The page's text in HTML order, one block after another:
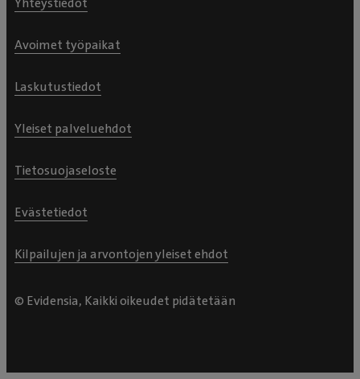
Avoimet työpaikat
Laskutustiedot
Yleiset palveluehdot
Tietosuojaseloste
Evästetiedot
Kilpailujen ja arvontojen yleiset ehdot
© Evidensia, Kaikki oikeudet pidätetään